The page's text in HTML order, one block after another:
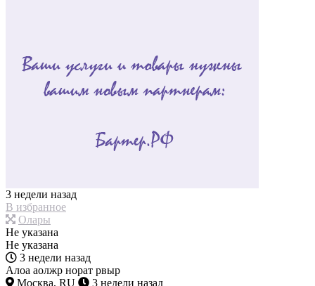
3 недели назад
В избранное
Олары
Не указана
Не указана
3 недели назад
Алоа аолжр норат рвыр
Москва, RU
3 недели назад